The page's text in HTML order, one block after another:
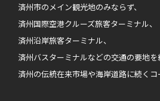
済州市のメイン観光地のみならず、
済州国際空港クルーズ旅客ターミナル、
済州沿岸旅客ターミナル、
済州バスターミナルなどの交通の要地を
済州の伝統在来市場や海岸道路に続くコ